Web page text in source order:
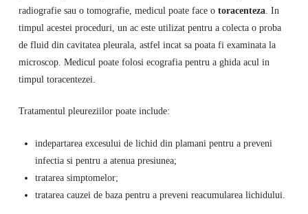
radiografie sau o tomografie, medicul poate face o toracenteza. In
timpul acestei proceduri, un ac este utilizat pentru a colecta o proba
de fluid din cavitatea pleurala, astfel incat sa poata fi examinata la
microscop. Medicul poate folosi ecografia pentru a ghida acul in
timpul toracentezei.
Tratamentul pleureziilor poate include:
indepartarea excesului de lichid din plamani pentru a preveni
infectia si pentru a atenua presiunea;
tratarea simptomelor;
tratarea cauzei de baza pentru a preveni reacumularea lichidului.